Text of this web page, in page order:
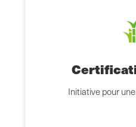
Initiative pour